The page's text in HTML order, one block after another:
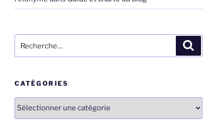
pour
CATÉGORIES
Catégories